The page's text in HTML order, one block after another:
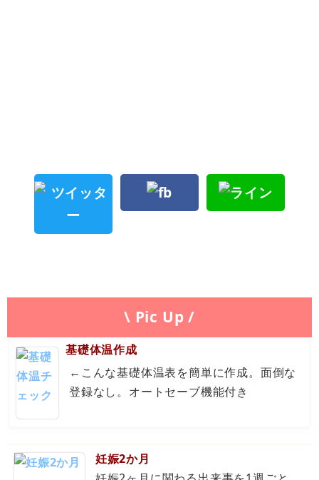
\ Pic Up /
基礎体温作成
←こんな基礎体温表を簡単に作成。面倒な
登録なし。オートセーブ機能付き
妊娠2か月